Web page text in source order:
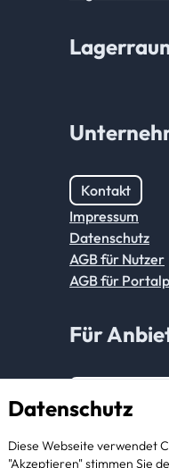
Datenschutz
Diese Webseite verwendet
"Akzeptieren" stimmen Sie
Kontakt
Impressum
Datenschutz
AGB für Nutzer
AGB für
Für
Als Anbieter